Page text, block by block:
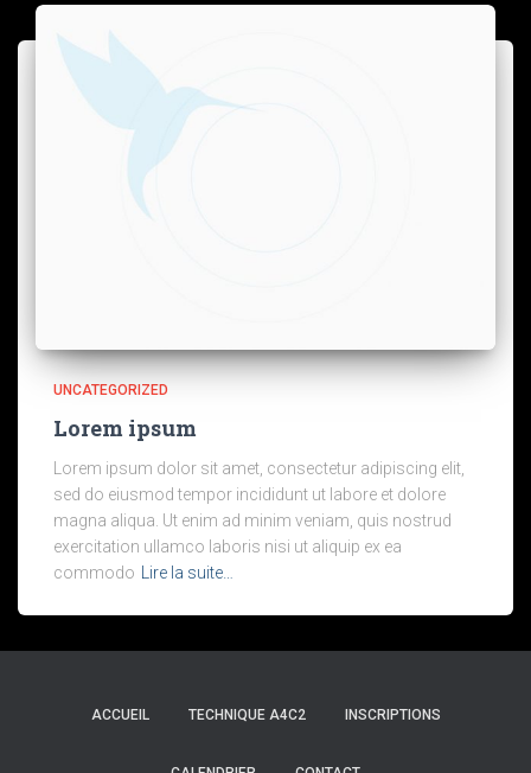
UNCATEGORIZED
Lorem ipsum
Lorem ipsum dolor sit amet, consectetur adipiscing elit,
sed do eiusmod tempor incididunt ut labore et dolore
magna aliqua. Ut enim ad minim veniam, quis nostrud
exercitation ullamco laboris nisi ut aliquip ex ea
commodo
Lire la suite…
ACCUEIL TECHNIQUE A4C2 INSCRIPTIONS